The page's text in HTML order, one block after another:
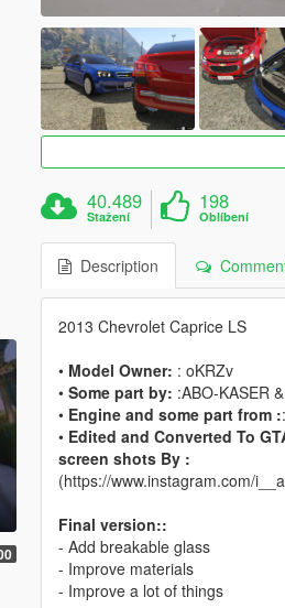
40.489
Stažení
198
Oblíbení
Description
2013 Chevrolet Caprice LS
• Model Owner: : oKRZv
• Some part by: :ABO-KASER
•Engine and some part from :
•Edited and Converted To
screen shots By :
(https://www.instagram.com/
Final version::
- Add breakable glass
- Improve materials
- Improve a lot of things